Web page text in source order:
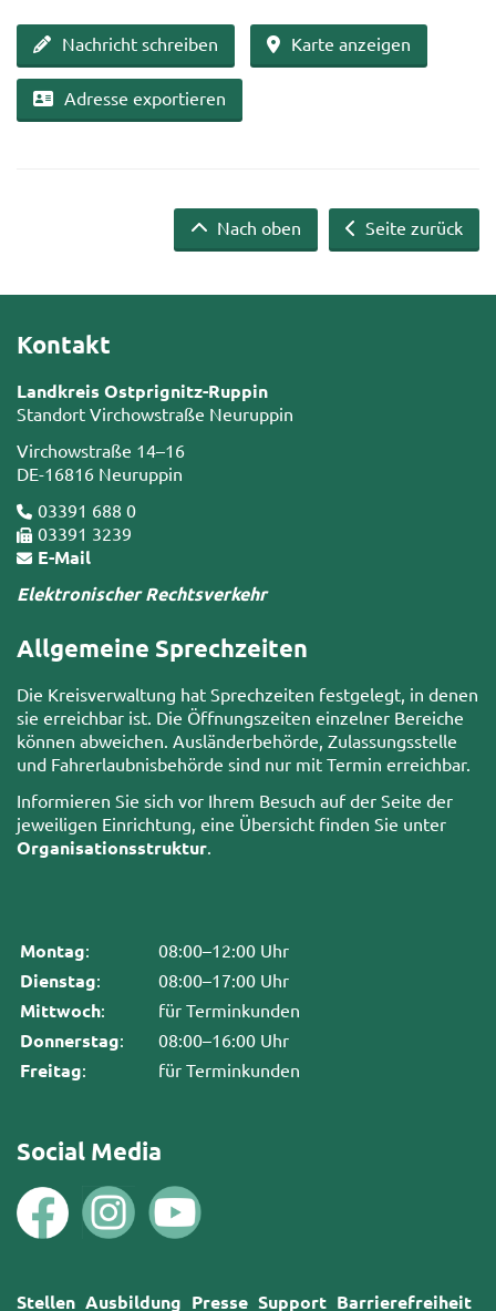
Nach­richt schrei­ben Karte an­zei­gen
Adres­se ex­por­tie­ren
Seite zurück
Nach oben
Kontakt
Landkreis Ostprignitz-Ruppin
Standort Virchowstraße Neuruppin
Virchowstraße 14–16
DE-16816 Neuruppin
03391 688 0
03391 3239
E-Mail
Elektronischer Rechtsverkehr
Allgemeine Sprechzeiten
Die Kreisverwaltung hat Sprechzeiten festgelegt, in denen
sie erreichbar ist. Die Öffnungszeiten einzelner Bereiche
können abweichen. Ausländerbehörde, Zulassungsstelle
und Fahrerlaubnisbehörde sind nur mit Termin erreichbar.
Informieren Sie sich vor Ihrem Besuch auf der Seite der
jeweiligen Einrichtung, eine Übersicht finden Sie unter
Organisationsstruktur
Montag: 08:00–12:00 Uhr
Dienstag: 08:00–17:00 Uhr
Mittwoch: für Terminkunden
Donnerstag: 08:00–16:00 Uhr
Freitag: für Terminkunden
Social Media
Stellen Ausbildung Presse Support Barrierefreiheit